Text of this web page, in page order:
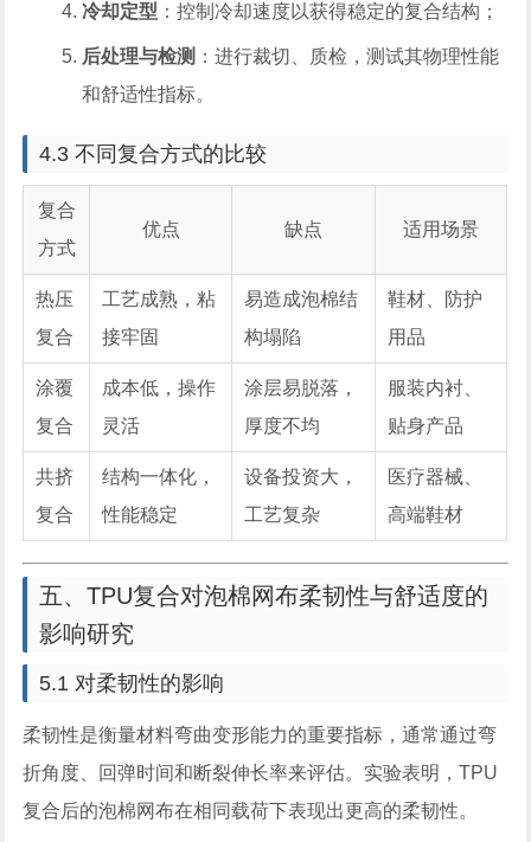
冷却定型 ：控制冷却速度以获得稳定的复合结构；
后处理与检测 ：进行裁切、质检，测试其物理性能
和舒适性指标。
4.3 不同复合方式的比较
复合
方式
优点 缺点 适用场景
热压
复合
工艺成熟，粘
接牢固
易造成泡棉结
构塌陷
鞋材、防护
用品
涂覆
复合
成本低，操作
灵活
涂层易脱落，
厚度不均
服装内衬、
贴身产品
共挤
复合
结构一体化，
性能稳定
设备投资大，
工艺复杂
医疗器械、
高端鞋材
五、TPU复合对泡棉网布柔韧性与舒适度的
影响研究
5.1 对柔韧性的影响
柔韧性是衡量材料弯曲变形能力的重要指标，通常通过弯
折角度、回弹时间和断裂伸长率来评估。实验表明，TPU
复合后的泡棉网布在相同载荷下表现出更高的柔韧性。